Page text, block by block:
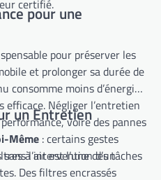
certifié.
pour une
pour préserver les
et prolonger sa durée de
l’entretien
voire des pannes
Même : certains gestes
l’intervention d’un
un Entretien
à air est l’une des tâches